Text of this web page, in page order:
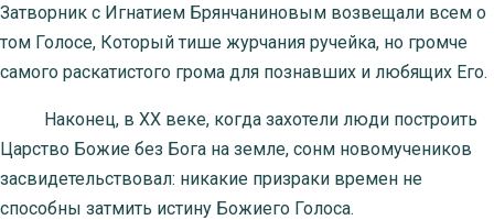
Затворник с Игнатием Брянчаниновым возвещали всем о
том Голосе, Который тише журчания ручейка, но громче
самого раскатистого грома для познавших и любящих Его.
Наконец, в XX веке, когда захотели люди построить
Царство Божие без Бога на земле, сонм новомучеников
засвидетельствовал: никакие призраки времен не
способны затмить истину Божиего Голоса.